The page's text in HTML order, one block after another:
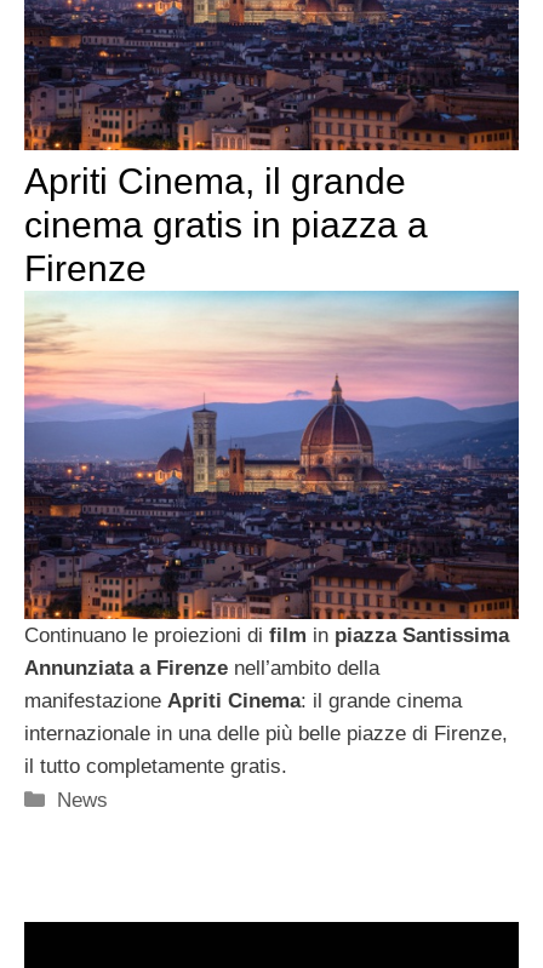
Apriti Cinema, il grande
cinema gratis in piazza a
Firenze
Continuano le proiezioni di film in piazza Santissima
Annunziata a Firenze nell’ambito della
manifestazione Apriti Cinema: il grande cinema
internazionale in una delle più belle piazze di Firenze,
il tutto completamente gratis.
Categorie
News